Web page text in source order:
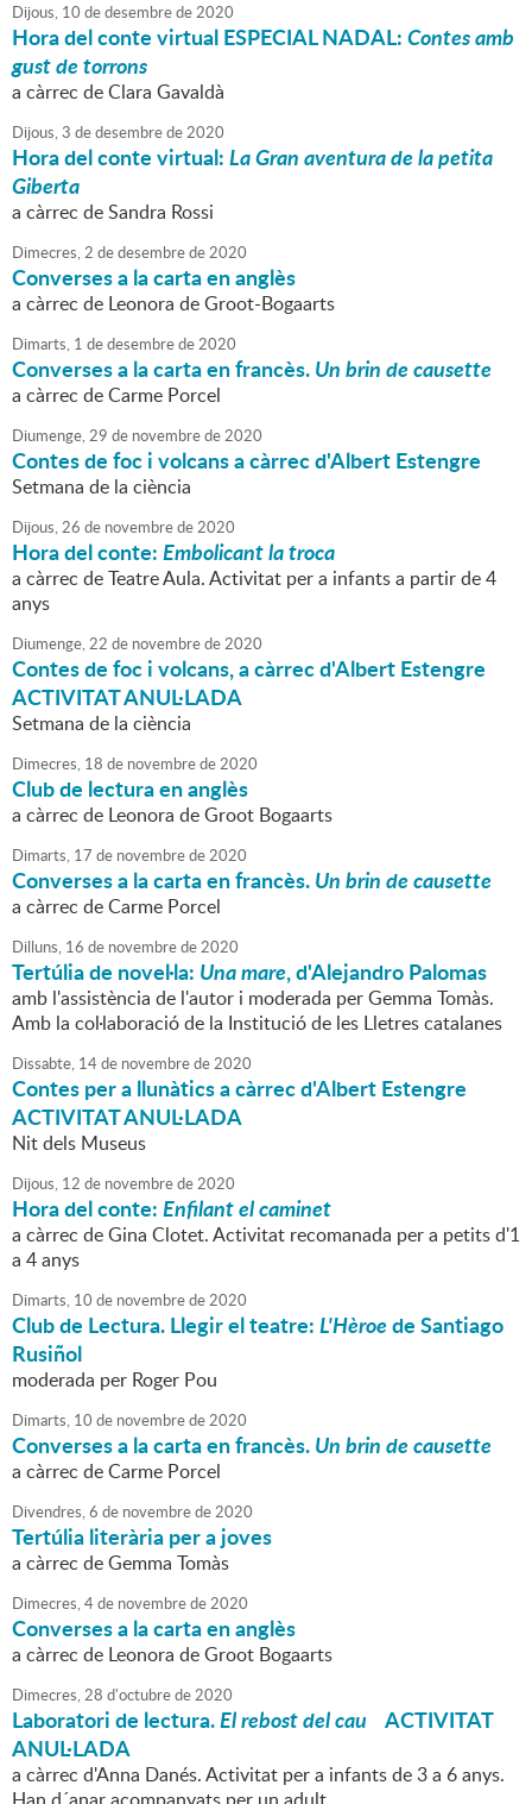
Dijous, 10 dedesembrede2020
Hora del conte virtual ESPECIAL NADAL:Contes amb
gust de torrons
a càrrec de Clara Gavaldà
Dijous,3 dedesembrede2020
Hora del conte virtual:La Gran aventura de la petita
Giberta
a càrrec de Sandra Rossi
Dimecres,2 dedesembrede2020
Converses a la carta en anglès
a càrrec de Leonora de Groot-Bogaarts
Dimarts, 1 dedesembrede2020
Converses a la carta en francès.Un brin de causette
a càrrec de Carme Porcel
Diumenge,29 de novembrede2020
Contes de foc i volcans a càrrec d'Albert Estengre
Setmana de la ciència
Dijous,26 de novembrede2020
Hora del conte:Embolicant la troca
a càrrec de Teatre Aula. Activitat per a infants a partir de 4
anys
Diumenge,22 de novembrede2020
Contes de foc i volcans, a càrrec d'Albert Estengre
ACTIVITAT ANUL·LADA
Setmana de la ciència
Dimecres, 18 de novembrede2020
Club de lectura en anglès
a càrrec de Leonora de Groot Bogaarts
Dimarts, 17 de novembrede2020
Converses a la carta en francès.Un brin de causette
a càrrec de Carme Porcel
Dilluns, 16 de novembrede2020
Tertúlia de novel·la: Una mare, d'Alejandro Palomas
amb l'assistència de l'autor i moderada per Gemma Tomàs.
Amb la col·laboració de la Institució de les Lletres catalanes
Dissabte, 14de novembrede2020
Contes per a llunàtics a càrrec d'Albert Estengre
ACTIVITAT ANUL·LADA
Nit dels Museus
Dijous, 12 de novembrede2020
Hora del conte:Enfilant el caminet
a càrrec de Gina Clotet. Activitat recomanada per a petits d'1
a 4 anys
Dimarts, 10 de novembrede2020
Club de Lectura. Llegir el teatre:L'Hèroede Santiago
Rusiñol
moderada per Roger Pou
Dimarts, 10 de novembrede2020
Converses a la carta en francès.Un brin de causette
a càrrec de Carme Porcel
Divendres,6 de novembrede2020
Tertúlia literària per a joves
a càrrec de Gemma Tomàs
Dimecres,4de novembrede2020
Converses a la carta en anglès
a càrrec de Leonora de Groot Bogaarts
Dimecres,28 d'octubrede2020
Laboratori de lectura.El rebost del cau
ACTIVITAT
ANUL·LADA
a càrrec d'Anna Danés. Activitat per a infants de 3 a 6 anys.